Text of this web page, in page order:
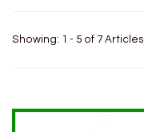
Showing: 1 - 5 of 7 Articles